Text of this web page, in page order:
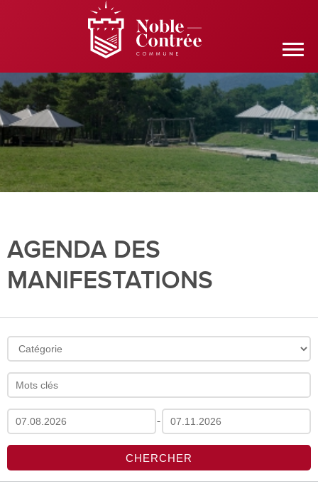
AGENDA DES
MANIFESTATIONS
-